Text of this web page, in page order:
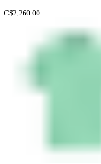
C$2,260.00